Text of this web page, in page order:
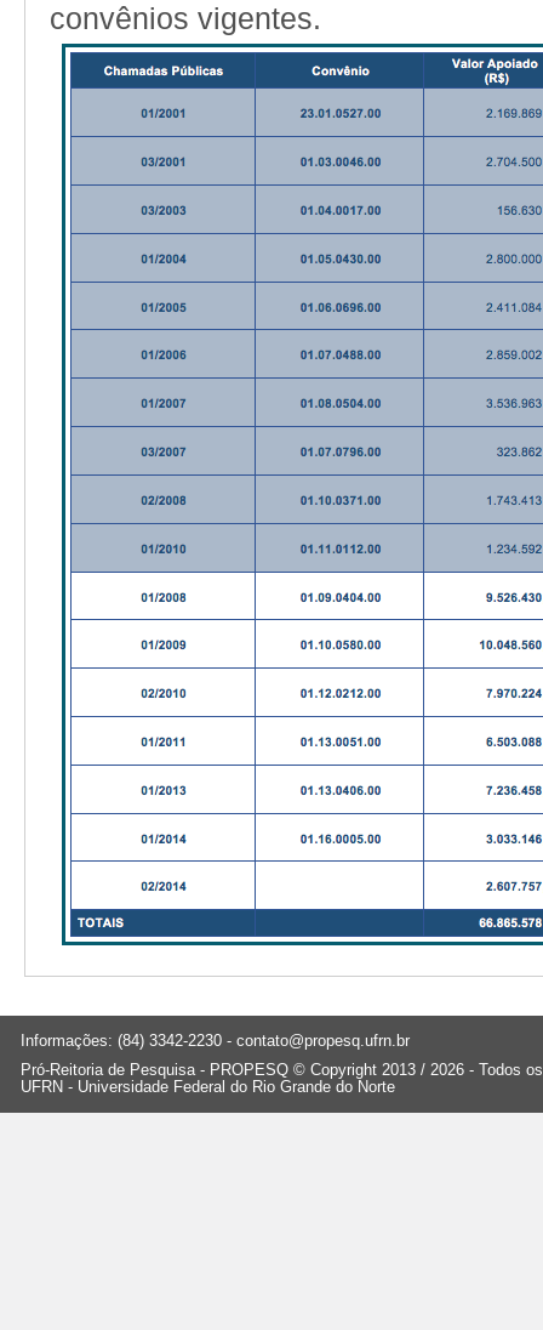
convênios vigentes.
Informações: (84) 3342-2230 - contato@propesq.ufrn.br
Pró-Reitoria de Pesquisa - PROPESQ © Copyright 2013 / 2026 - Todos
UFRN - Universidade Federal do Rio Grande do Norte